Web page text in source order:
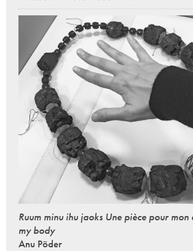
Ruum minu ihu jaoks Une pièce pour
my body
Anu Põder